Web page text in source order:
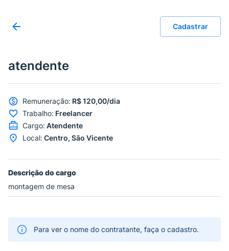
Cadastrar
atendente
Remuneração: R$ 120,00/dia
Trabalho: Freelancer
Cargo: Atendente
Local: Centro, São Vicente
Descrição do cargo
montagem de mesa
Para ver o nome do contratante, faça o cadastro.